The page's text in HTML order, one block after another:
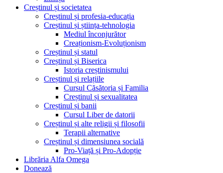
Creștinul și societatea
Creștinul și profesia-educația
Creștinul și știința-tehnologia
Mediul înconjurător
Creaționism-Evoluționism
Creștinul și statul
Creștinul și Biserica
Istoria creștinismului
Creștinul și relațiile
Cursul Căsătoria și Familia
Creștinul și sexualitatea
Creștinul și banii
Cursul Liber de datorii
Creștinul și alte religii și filosofii
Terapii alternative
Creștinul și dimensiunea socială
Pro-Viață și Pro-Adopție
Librăria Alfa Omega
Donează